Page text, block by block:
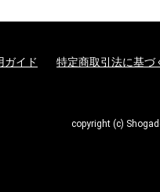
ガイド 特定商取引法に基づ
copyright (c)